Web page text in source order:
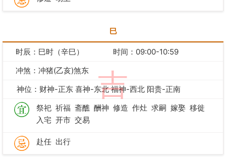
巳
吉
时辰：巳时（辛巳）
时间：09:00-10:59
冲煞：冲猪(乙亥)煞东
神位：财神-正东 喜神-东北 福神-西北 阳贵-正南
祭祀 祈福 斋醮 酬神 修造 作灶 求嗣 嫁娶 移徙
入宅 开市 交易
赴任 出行